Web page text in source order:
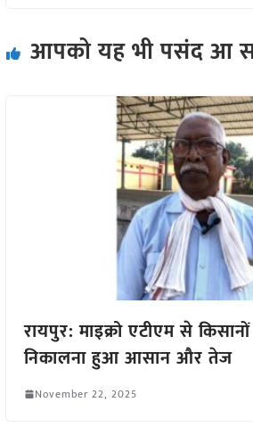
आपको यह भी पसंद आ
रायपुर: माइक्रो एटीएम से
निकालना हुआ आसान और तेज
November 22, 2025